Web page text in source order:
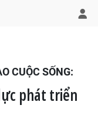
CUỘC SỐNG:
phát triển